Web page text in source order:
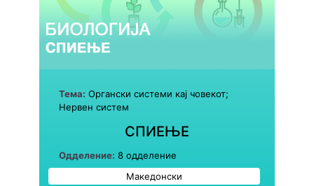
Тема: Органски системи кај човекот;
Нервен систем
СПИЕЊЕ
Одделение: 8 одделение
Македонски